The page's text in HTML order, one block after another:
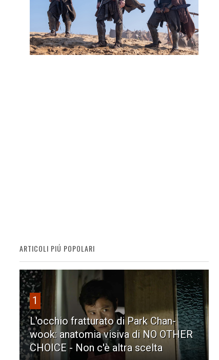
ARTICOLI PIÚ POPOLARI
1
L'occhio fratturato di Park Chan-
wook: anatomia visiva di NO OTHER
CHOICE - Non c'è altra scelta